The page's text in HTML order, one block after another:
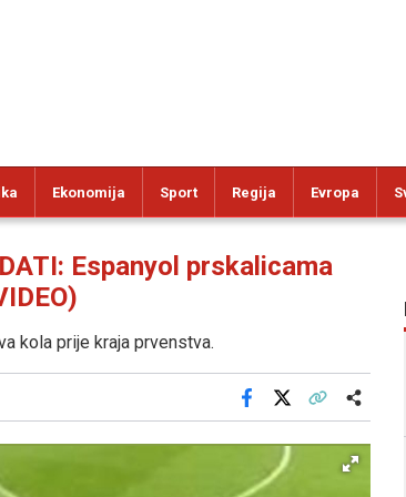
Ekonomija Sport Regija Evropa
Espanyol prskalicama
kola prije kraja prvenstva.
Facebook